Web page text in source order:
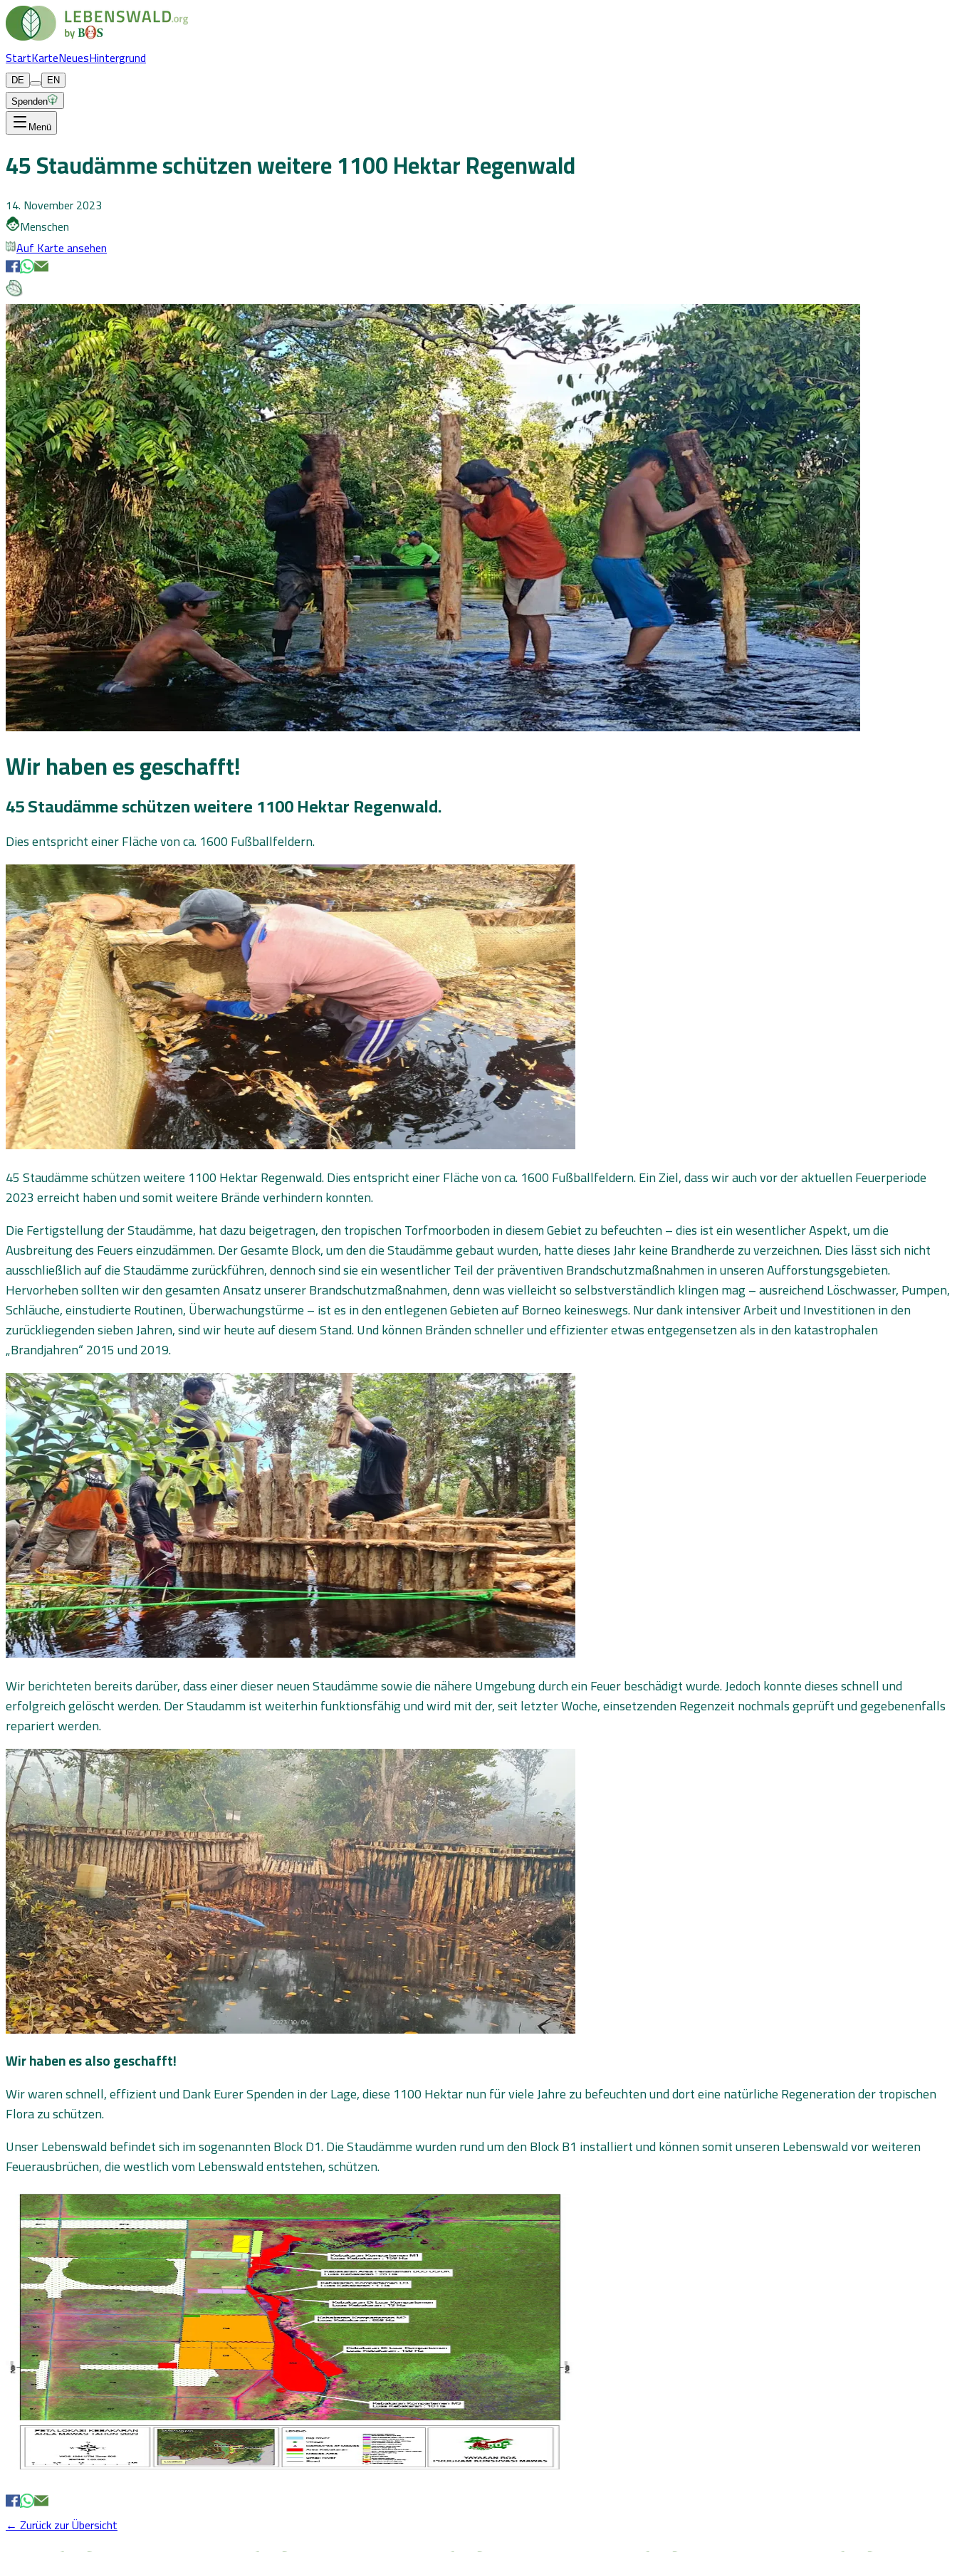
StartKarteNeuesHintergrund
DE
EN
Spenden
Menü
45 Staudämme schützen weitere 1100 Hektar Regenwald
14. November 2023
Menschen
Auf Karte ansehen
Wir haben es geschafft!
45 Staudämme schützen weitere 1100 Hektar Regenwald.
Dies entspricht einer Fläche von ca. 1600 Fußballfeldern.
45 Staudämme schützen weitere 1100 Hektar Regenwald. Dies entspricht einer Fläche von ca. 1600 Fußballfeldern. Ein Ziel, dass wir auch vor der aktuellen Feuerperiode
2023 erreicht haben und somit weitere Brände verhindern konnten.
Die Fertigstellung der Staudämme, hat dazu beigetragen, den tropischen Torfmoorboden in diesem Gebiet zu befeuchten – dies ist ein wesentlicher Aspekt, um die
Ausbreitung des Feuers einzudämmen. Der Gesamte Block, um den die Staudämme gebaut wurden, hatte dieses Jahr keine Brandherde zu verzeichnen. Dies lässt sich nicht
ausschließlich auf die Staudämme zurückführen, dennoch sind sie ein wesentlicher Teil der präventiven Brandschutzmaßnahmen in unseren Aufforstungsgebieten.
Hervorheben sollten wir den gesamten Ansatz unserer Brandschutzmaßnahmen, denn was vielleicht so selbstverständlich klingen mag – ausreichend Löschwasser, Pumpen,
Schläuche, einstudierte Routinen, Überwachungstürme – ist es in den entlegenen Gebieten auf Borneo keineswegs. Nur dank intensiver Arbeit und Investitionen in den
zurückliegenden sieben Jahren, sind wir heute auf diesem Stand. Und können Bränden schneller und effizienter etwas entgegensetzen als in den katastrophalen
„Brandjahren“ 2015 und 2019.
Wir berichteten bereits darüber, dass einer dieser neuen Staudämme sowie die nähere Umgebung durch ein Feuer beschädigt wurde. Jedoch konnte dieses schnell und
erfolgreich gelöscht werden. Der Staudamm ist weiterhin funktionsfähig und wird mit der, seit letzter Woche, einsetzenden Regenzeit nochmals geprüft und gegebenenfalls
repariert werden.
Wir haben es also geschafft!
Wir waren schnell, effizient und Dank Eurer Spenden in der Lage, diese 1100 Hektar nun für viele Jahre zu befeuchten und dort eine natürliche Regeneration der tropischen
Flora zu schützen.
Unser Lebenswald befindet sich im sogenannten Block D1. Die Staudämme wurden rund um den Block B1 installiert und können somit unseren Lebenswald vor weiteren
Feuerausbrüchen, die westlich vom Lebenswald entstehen, schützen.
← Zurück zur Übersicht